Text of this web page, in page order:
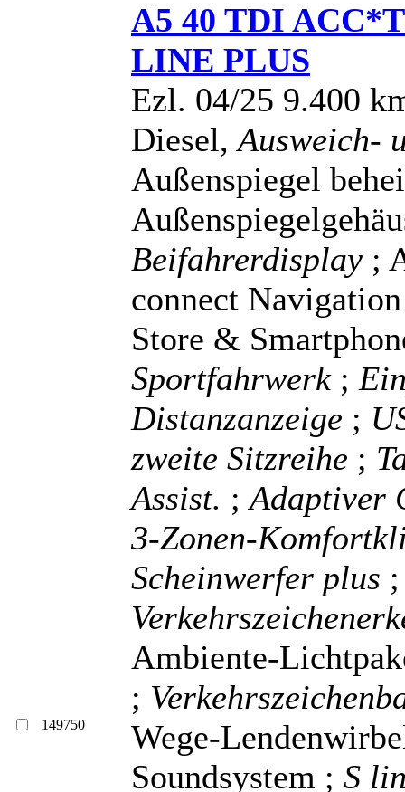
149750
A5 40 TDI
LINE PLUS
Ezl. 04/25 9.400
Diesel,Ausweich-
Außenspiegel
Beifahrerdisplay ;
connect
Store &
Sportfahrwerk ;
Distanzanzeige ;
zweite Sitzreihe ;
Assist. ;Adaptiver
3-Zonen-
Scheinwerfer plus
Ambiente-
;
Wege-
Soundsystem ; S